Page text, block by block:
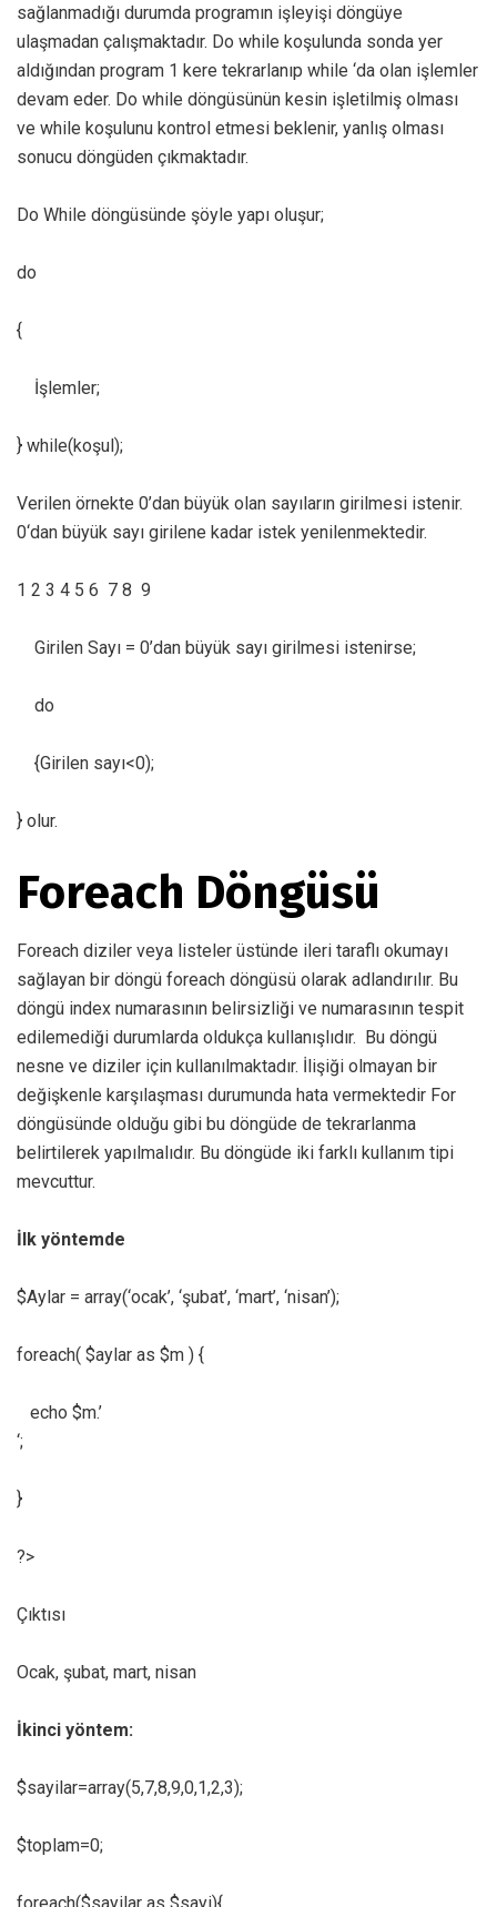
sağlanmadığı durumda programın işleyişi döngüye
ulaşmadan çalışmaktadır. Do while koşulunda sonda yer
aldığından program 1 kere tekrarlanıp while ‘da olan işlemler
devam eder. Do while döngüsünün kesin işletilmiş olması
ve while koşulunu kontrol etmesi beklenir, yanlış olması
sonucu döngüden çıkmaktadır.
Do While döngüsünde şöyle yapı oluşur;
do
{
İşlemler;
} while(koşul);
Verilen örnekte 0’dan büyük olan sayıların girilmesi istenir.
0‘dan büyük sayı girilene kadar istek yenilenmektedir.
1 2 3 4 5 6 7 8 9
Girilen Sayı = 0’dan büyük sayı girilmesi istenirse;
do
{Girilen sayı<0);
} olur.
Foreach Döngüsü
Foreach diziler veya listeler üstünde ileri taraflı okumayı
sağlayan bir döngü foreach döngüsü olarak adlandırılır. Bu
döngü index numarasının belirsizliği ve numarasının tespit
edilemediği durumlarda oldukça kullanışlıdır. Bu döngü
nesne ve diziler için kullanılmaktadır. İlişiği olmayan bir
değişkenle karşılaşması durumunda hata vermektedir For
döngüsünde olduğu gibi bu döngüde de tekrarlanma
belirtilerek yapılmalıdır. Bu döngüde iki farklı kullanım tipi
mevcuttur.
İlk yöntemde
$Aylar = array(‘ocak’, ‘şubat’, ‘mart’, ‘nisan’);
foreach( $aylar as $m ) {
echo $m.’
‘;
}
?>
Çıktısı
Ocak, şubat, mart, nisan
İkinci yöntem:
$sayilar=array(5,7,8,9,0,1,2,3);
$toplam=0;
foreach($sayilar as $sayi){